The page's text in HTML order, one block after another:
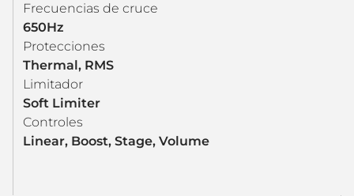
Frecuencias de cruce
650Hz
Protecciones
Thermal, RMS
Limitador
Soft Limiter
Controles
Linear, Boost, Stage, Volume